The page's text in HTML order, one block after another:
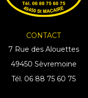
CONTACT
7 Rue des Alouettes
49450 Sèvremoine
Tél. 06 88 75 60 75